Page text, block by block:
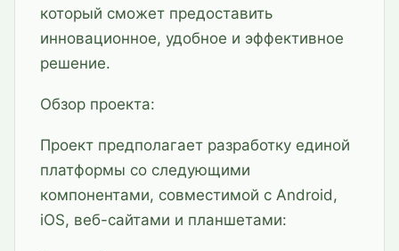
который сможет предоставить
инновационное, удобное и эффективное
решение.
Обзор проекта:
Проект предполагает разработку единой
платформы со следующими
компонентами, совместимой с Android,
iOS, веб-сайтами и планшетами: